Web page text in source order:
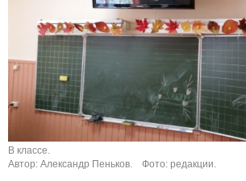
В классе.
Автор: Александр Пеньков.
Фото: редакции.